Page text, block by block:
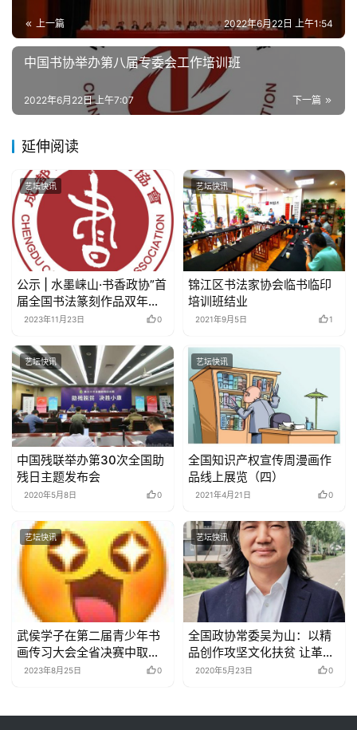
錯
的
繁
字
一
百
例
上一篇 2022年6月22日 上午1:54
中国书协举办第八届专委会工作培训班
下一篇
2022年6月22日 上午7:07
延伸阅读
艺坛快讯
公示 | 水墨崃山·书香政协”首
届全国书法篆刻作品双年展
评审揭晓（附优秀、入展和
2023年11月23日 0
艺坛快讯
锦江区书法家协会临书临印
培训班结业
2021年9月5日 1
艺坛快讯
中国残联举办第30次全国助
残日主题发布会
2020年5月8日 0
艺坛快讯
全国知识产权宣传周漫画作
品线上展览（四）
2021年4月21日 0
艺坛快讯
武侯学子在第二届青少年书
画传习大会全省决赛中取得
佳绩
2023年8月25日 0
艺坛快讯
全国政协常委吴为山：以精
品创作攻坚文化扶贫 让革命
老区留下红色经典
2020年5月23日 0